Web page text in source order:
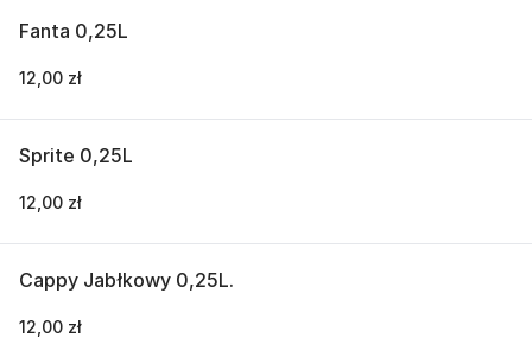
Fanta 0,25L
12,00 zł
Sprite 0,25L
12,00 zł
Cappy Jabłkowy 0,25L.
12,00 zł